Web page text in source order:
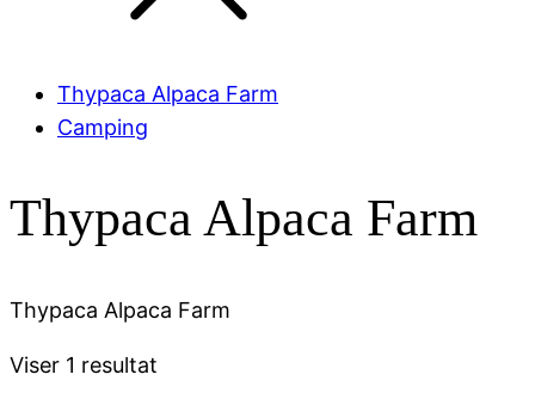
Thypaca Alpaca Farm
Camping
Thypaca Alpaca Farm
Thypaca Alpaca Farm
Viser 1 resultat